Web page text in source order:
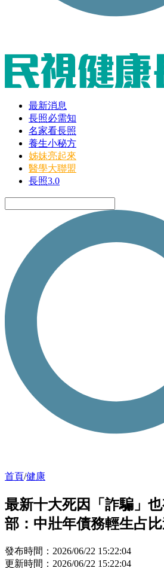
最新消息
長照必需知
名家看長照
養生小秘方
姊妹亮起來
醫學大聯盟
長照3.0
首頁/健康
最新十大死因「詐騙」
部：中壯年債務輕生占
發布時間：2026/06/22 15:22:04
更新時間：2026/06/22 15:22:04